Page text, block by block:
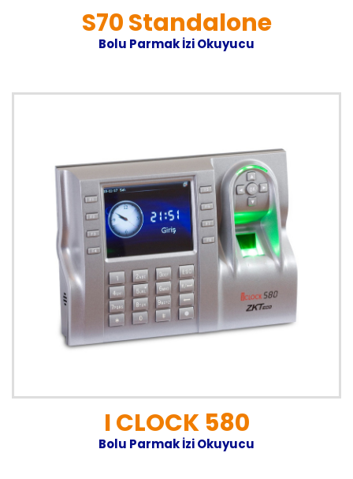
S70 Standalone
Bolu Parmak İzi Okuyucu
I CLOCK 580
Bolu Parmak İzi Okuyucu